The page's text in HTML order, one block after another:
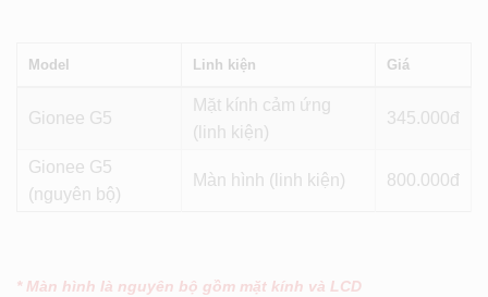
Model Linh kiện Giá
Gionee G5
Mặt kính cảm ứng
(linh kiện)
345
Gionee G5
(nguyên bộ)
Màn hình (linh kiện) 800
* Màn hình là nguyên bộ gồm mặt kính và LCD